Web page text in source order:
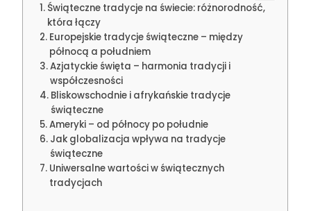
Świąteczne tradycje na świecie: różnorodność,
która łączy
Europejskie tradycje świąteczne – między
północą a południem
Azjatyckie święta – harmonia tradycji i
współczesności
Bliskowschodnie i afrykańskie tradycje
świąteczne
Ameryki – od północy po południe
Jak globalizacja wpływa na tradycje
świąteczne
Uniwersalne wartości w świątecznych
tradycjach